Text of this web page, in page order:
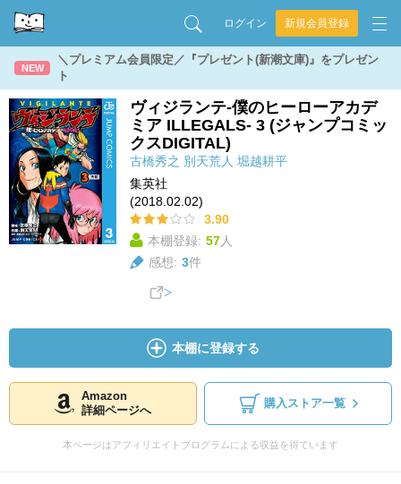
ログイン 新規会員登録
NEW
＼プレミアム会員限定／『プレゼント(新潮文庫)』をプレゼン
ト
ヴィジランテ-僕のヒーローアカデ
ミア ILLEGALS- 3 (ジャンプコミッ
クスDIGITAL)
古橋秀之 別天荒人 堀越耕平
集英社
(2018.02.02)
3.90
本棚登録: 57人
感想: 3件
本棚に登録する
Amazon
詳細ページへ
購入ストア一覧
本ページはアフィリエイトプログラムによる収益を得ています